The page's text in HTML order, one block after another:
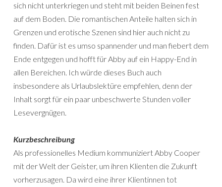
sich nicht unterkriegen und steht mit beiden Beinen fest
auf dem Boden. Die romantischen Anteile halten sich in
Grenzen und erotische Szenen sind hier auch nicht zu
finden. Dafür ist es umso spannender und man fiebert dem
Ende entgegen und hofft für Abby auf ein Happy-End in
allen Bereichen. Ich würde dieses Buch auch
insbesondere als Urlaubslektüre empfehlen, denn der
Inhalt sorgt für ein paar unbeschwerte Stunden voller
Lesevergnügen.
Kurzbeschreibung
Als professionelles Medium kommuniziert Abby Cooper
mit der Welt der Geister, um ihren Klienten die Zukunft
vorherzusagen. Da wird eine ihrer Klientinnen tot